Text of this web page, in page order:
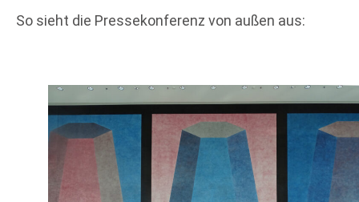
So sieht die Pressekonferenz von außen aus: